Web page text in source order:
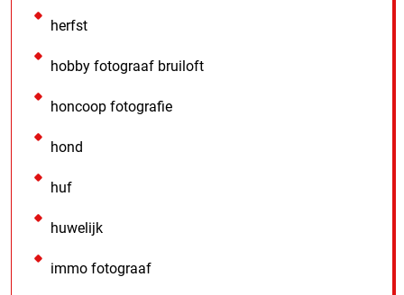
herfst
hobby fotograaf bruiloft
honcoop fotografie
hond
huf
huwelijk
immo fotograaf